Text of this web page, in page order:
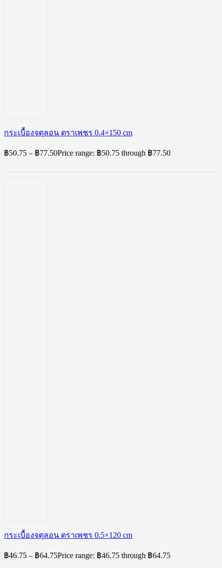
กระเบื้องจตุลอน ตราเพชร 0.4×150 cm
฿50.75 – ฿77.50Price range: ฿50.75 through ฿77.50
กระเบื้องจตุลอน ตราเพชร 0.5×120 cm
฿46.75 – ฿64.75Price range: ฿46.75 through ฿64.75